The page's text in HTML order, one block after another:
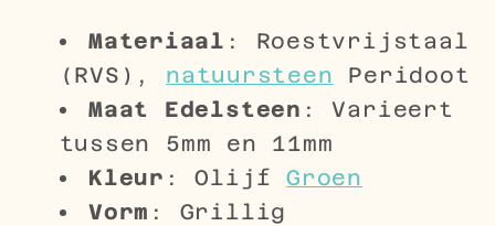
Materiaal : Roestvrijstaal
(RVS), natuursteen Peridoot
Maat Edelsteen : Varieert
tussen 5mm en 11mm
Kleur : OlijfGroen
Vorm : Grillig